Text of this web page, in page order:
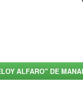
ALFARO" DE